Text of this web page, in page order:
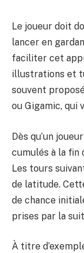
Le joueur doit
lancer en
faciliter cet
illustrations et
souvent
ou Gigamic, qui
Dès qu’un
cumulés à la fin
Les tours
de latitude.
de chance
prises par la
À titre